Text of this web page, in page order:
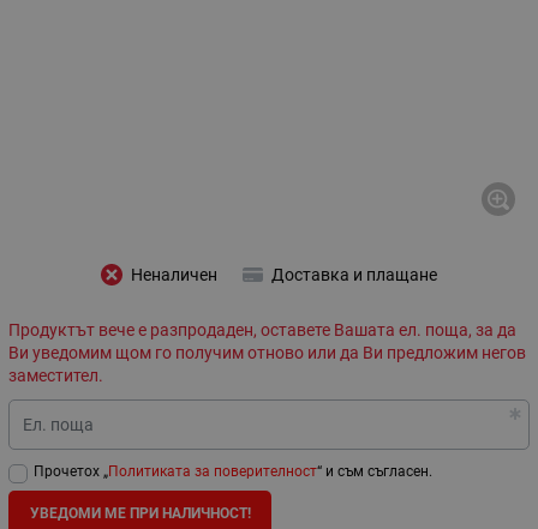
Неналичен Доставка и плащане
Продуктът вече е разпродаден, оставете Вашата ел. поща, за да
Ви уведомим щом го получим отново или да Ви предложим негов
заместител.
Ел. поща
Прочетох „Политиката за поверителност“ и съм съгласен.
УВЕДОМИ МЕ ПРИ НАЛИЧНОСТ!